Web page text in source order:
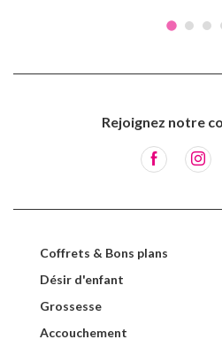
Rejoignez notre
Coffrets & Bons plans
Désir d'enfant
Grossesse
Accouchement